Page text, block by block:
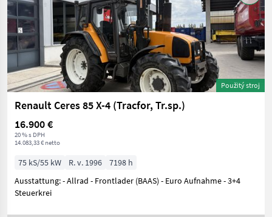
Použitý stroj
Renault Ceres 85 X-4 (Tracfor, Tr.sp.)
16.900 €
20 % s DPH
14.083,33 € netto
75 kS/55 kW R. v. 1996
7198 h
Ausstattung: - Allrad - Frontlader (BAAS) - Euro Aufnahme - 3+4
Steuerkrei